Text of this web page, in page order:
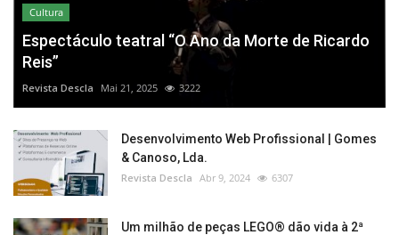
Cultura
Espectáculo teatral “O Ano da Morte de Ricardo
Reis”
Revista Descla Mai 21, 2025 3222
Desenvolvimento Web Profissional | Gomes
& Canoso, Lda.
Revista Descla Abr 9, 2024 6307
Um milhão de peças LEGO® dão vida à 2ª